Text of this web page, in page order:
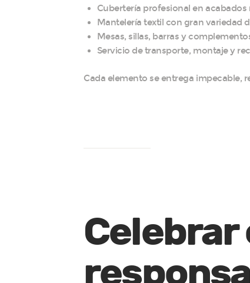
Cubertería profesional en
Mantelería textil con gran variedad
Mesas, sillas, barras y
Servicio de transporte, montaje y
Cada elemento se entrega impecable,
Celebrar